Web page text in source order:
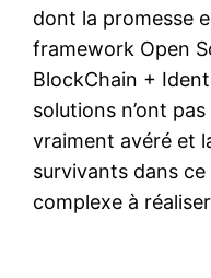
dont la promesse
framework Open
BlockChain +
solutions n’ont
vraiment avéré et
survivants dans
complexe à